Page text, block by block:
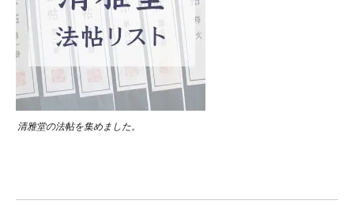
清雅堂の法帖を集めました。